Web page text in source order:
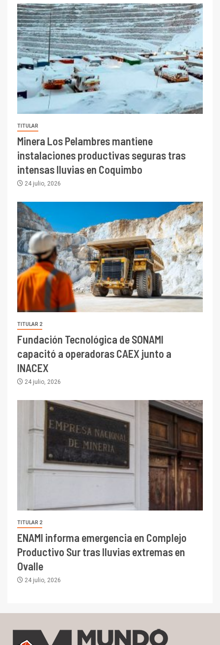
TITULAR
Minera Los Pelambres mantiene
instalaciones productivas seguras tras
intensas lluvias en Coquimbo
24 julio, 2026
TITULAR 2
Fundación Tecnológica de SONAMI
capacitó a operadoras CAEX junto a
INACEX
24 julio, 2026
TITULAR 2
ENAMI informa emergencia en Complejo
Productivo Sur tras lluvias extremas en
Ovalle
24 julio, 2026